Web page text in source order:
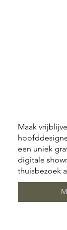
Maak
een uniek
digitale
thuisbezoek